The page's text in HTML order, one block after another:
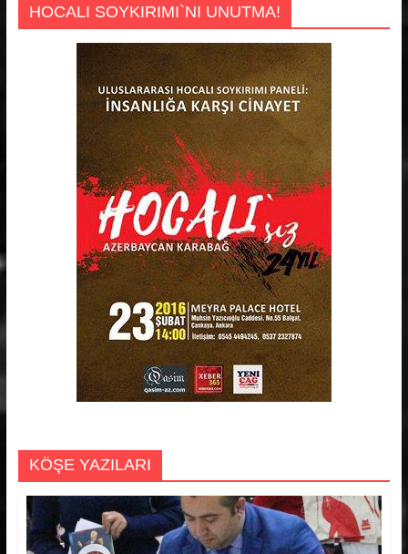
HOCALI SOYKIRIMI`NI UNUTMA!
KÖŞE YAZILARI